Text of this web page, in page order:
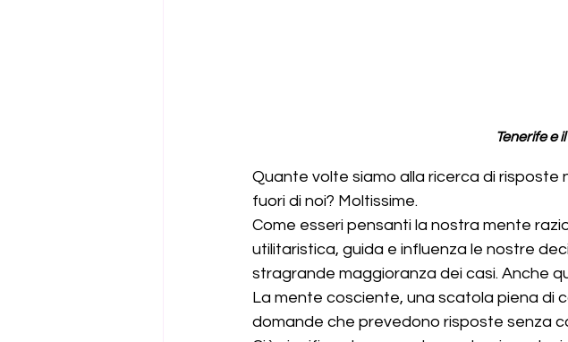
Tenerife e
Quante volte siamo alla ricerca di risposte
fuori di noi? Moltissime.
Come esseri pensanti la nostra mente
utilitaristica, guida e influenza le nostre
stragrande maggioranza dei casi.
La mente cosciente, una scatola piena di
domande che prevedono